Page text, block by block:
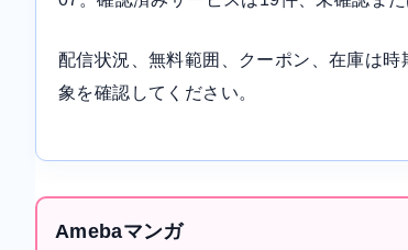
配信状況、無料範囲、クーポン、在庫は
象を確認してください。
Amebaマンガ